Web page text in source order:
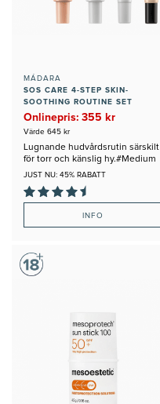
MÁDARA
SOS CARE 4-STEP SKIN-
SOOTHING ROUTINE SET
#MEDIUM
Onlinepris: 355 kr
Värde 645 kr
Lugnande hudvårdsrutin särskilt
för torr och känslig hy.#Medium
JUST NU: 45% RABATT
INFO